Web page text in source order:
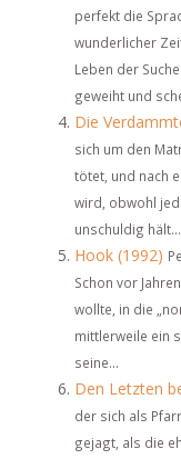
perfekt die
wunderlicher
Leben der
geweiht und
Die
sich um den
tötet, und nach
wird, obwohl
unschuldig
Hook (1992)
Schon vor
wollte, in die
mittlerweile ein
seine...
Den Letzten
der sich als
gejagt, als die